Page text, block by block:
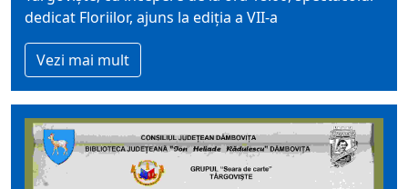
dedicat Floriilor, ajuns la ediția a VII-a
Vezi mai mult